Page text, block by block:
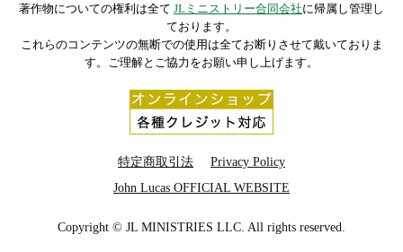
著作物についての権利は全て JLミニストリー合同会社に帰属し管理し
ております。
これらのコンテンツの無断での使用は全てお断りさせて戴いておりま
す。ご理解とご協力をお願い申し上げます。
特定商取引法
Privacy Policy
John Lucas OFFICIAL WEBSITE
Copyright © JL MINISTRIES LLC. All rights reserved.